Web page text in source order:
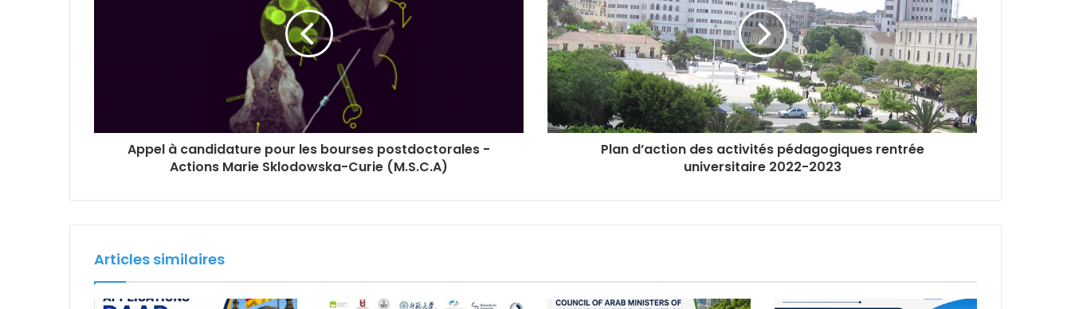
Appel à candidature pour les bourses postdoctorales -
Actions Marie Sklodowska-Curie (M.S.C.A)
Plan d’action des activités pédagogiques rentrée
universitaire 2022-2023
Articles similaires